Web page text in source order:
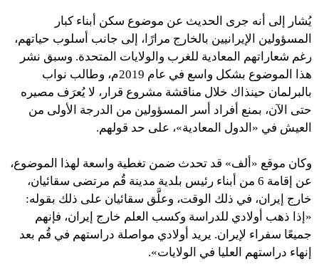
يُشار إلى أنه جرى الحديث عن موضوع سكن أبناء كبار
المسؤولين الإيرانيين بالخارج مرارًا، إلى جانب أسلوب حياتهم،
رغم شعاراتهم المعادية للغرب والولايات المتحدة. وسبق نشر
هذا الموضوع بشكل واسع في عام 2019م، وطالب نواب
بالبرلمان حينذاك خلال مناقشة مشروع قرار، لا يُعرَف مصيره
حتى الآن، بمنع أفراد أسر المسؤولين من الدرجة الأولى من
العيش في «الدول المعادية»، على حد قولهم.
وكان موقع «ألف» قد تحدث ضمن تغطية واسعة لهذا الموضوع،
عن إقامة 6 من أبناء رئيس بلدية مدينة قُم مرتضى سقائيان،
خارج إيران، في ذلك الوقت، وعلَّق سقائيان على ذلك بقوله:
«إذا ذهب أولادي للدراسة وكسب العلم خارج إيران، فإنهم
جميعًا سفراء لإيران. يريد أولادي مواصلة دراستهم في قُم بعد
إنهاء دراستهم العليا في الولايات».